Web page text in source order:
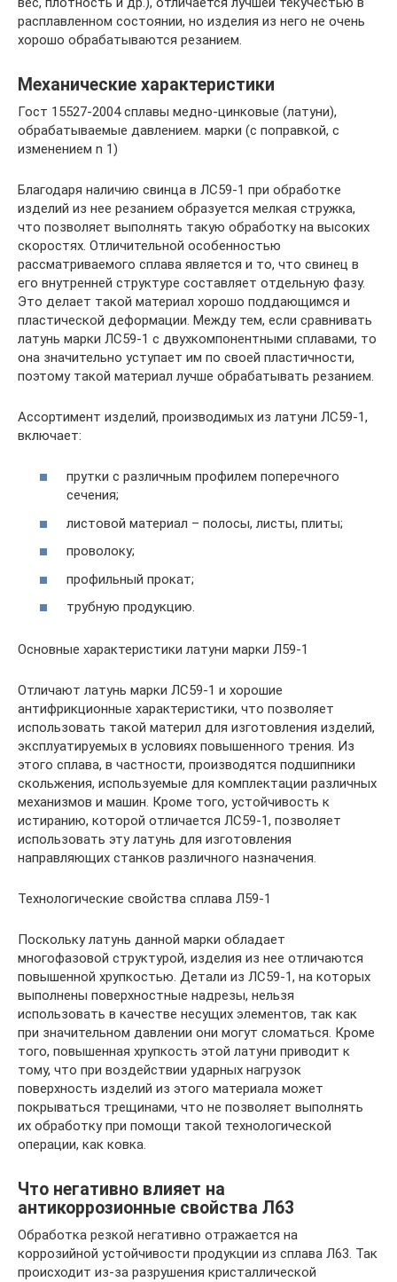
расплавленном состоянии, но изделия из него не очень
хорошо обрабатываются резанием.
Механические характеристики
Гост 15527-2004 сплавы медно-цинковые (латуни),
обрабатываемые давлением. марки (с поправкой, с
изменением n 1)
Благодаря наличию свинца в ЛС59-1 при обработке
изделий из нее резанием образуется мелкая стружка,
что позволяет выполнять такую обработку на высоких
скоростях. Отличительной особенностью
рассматриваемого сплава является и то, что свинец в
его внутренней структуре составляет отдельную фазу.
Это делает такой материал хорошо поддающимся и
пластической деформации. Между тем, если сравнивать
латунь марки ЛС59-1 с двухкомпонентными сплавами, то
она значительно уступает им по своей пластичности,
поэтому такой материал лучше обрабатывать резанием.
Ассортимент изделий, производимых из латуни ЛС59-1,
включает:
прутки с различным профилем поперечного
сечения;
листовой материал – полосы, листы, плиты;
проволоку;
профильный прокат;
трубную продукцию.
Основные характеристики латуни марки Л59-1
Отличают латунь марки ЛС59-1 и хорошие
антифрикционные характеристики, что позволяет
использовать такой материл для изготовления изделий,
эксплуатируемых в условиях повышенного трения. Из
этого сплава, в частности, производятся подшипники
скольжения, используемые для комплектации различных
механизмов и машин. Кроме того, устойчивость к
истиранию, которой отличается ЛС59-1, позволяет
использовать эту латунь для изготовления
направляющих станков различного назначения.
Технологические свойства сплава Л59-1
Поскольку латунь данной марки обладает
многофазовой структурой, изделия из нее отличаются
повышенной хрупкостью. Детали из ЛС59-1, на которых
выполнены поверхностные надрезы, нельзя
использовать в качестве несущих элементов, так как
при значительном давлении они могут сломаться. Кроме
того, повышенная хрупкость этой латуни приводит к
тому, что при воздействии ударных нагрузок
поверхность изделий из этого материала может
покрываться трещинами, что не позволяет выполнять
их обработку при помощи такой технологической
операции, как ковка.
Что негативно влияет на
антикоррозионные свойства Л63
Обработка резкой негативно отражается на
коррозийной устойчивости продукции из сплава Л63. Так
происходит из-за разрушения кристаллической